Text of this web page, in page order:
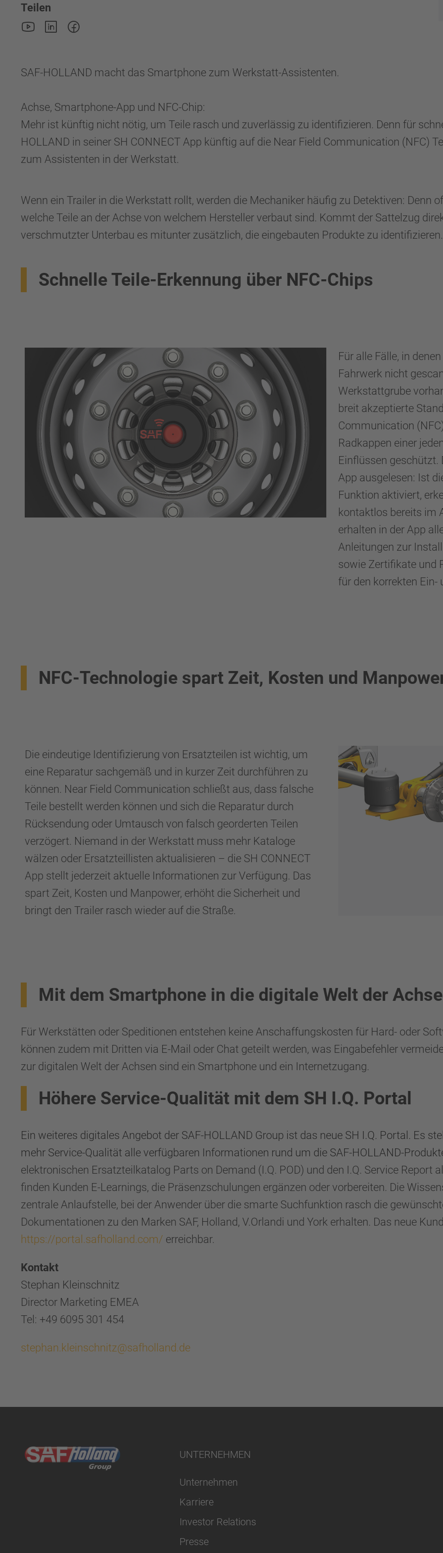
Teilen
SAF-HOLLAND macht das Smartphone zum Werkstatt-Assistenten.
Achse, Smartphone-App und NFC-Chip:
Mehr ist künftig nicht nötig, um Teile rasch und zuverlässig zu identifizieren. Denn für
HOLLAND in seiner SH CONNECT App künftig auf die Near Field Communication (NFC)
zum Assistenten in der Werkstatt.
Wenn ein Trailer in die Werkstatt rollt, werden die Mechaniker häufig zu Detektiven: Denn
welche Teile an der Achse von welchem Hersteller verbaut sind. Kommt der Sattelzug
verschmutzter Unterbau es mitunter zusätzlich, die eingebauten Produkte zu identifizieren.
Schnelle Teile-Erkennung über NFC-Chips
Für alle Fälle, in
Fahrwerk nicht
Werkstattgrube
breit akzeptierte
Communication
Radkappen einer
Einflüssen geschützt.
App ausgelesen: Ist
Funktion aktiviert,
kontaktlos bereits im
erhalten in der App
Anleitungen zur
sowie Zertifikate und
für den korrekten
NFC-Technologie spart Zeit, Kosten und
Die eindeutige Identifizierung von Ersatzteilen ist wichtig, um
eine Reparatur sachgemäß und in kurzer Zeit durchführen zu
können. Near Field Communication schließt aus, dass falsche
Teile bestellt werden können und sich die Reparatur durch
Rücksendung oder Umtausch von falsch georderten Teilen
verzögert. Niemand in der Werkstatt muss mehr Kataloge
wälzen oder Ersatzteillisten aktualisieren – die SH CONNECT
App stellt jederzeit aktuelle Informationen zur Verfügung. Das
spart Zeit, Kosten und Manpower, erhöht die Sicherheit und
bringt den Trailer rasch wieder auf die Straße.
Mit dem Smartphone in die digitale Welt der
Für Werkstätten oder Speditionen entstehen keine Anschaffungskosten für Hard- oder
können zudem mit Dritten via E-Mail oder Chat geteilt werden, was Eingabefehler
zur digitalen Welt der Achsen sind ein Smartphone und ein Internetzugang.
Höhere Service-Qualität mit dem SH I.Q. Portal
Ein weiteres digitales Angebot der SAF-HOLLAND Group ist das neue SH I.Q. Portal. Es
mehr Service-Qualität alle verfügbaren Informationen rund um die SAF-HOLLAND-
elektronischen Ersatzteilkatalog Parts on Demand (I.Q. POD) und den I.Q. Service Report
finden Kunden E-Learnings, die Präsenzschulungen ergänzen oder vorbereiten. Die
zentrale Anlaufstelle, bei der Anwender über die smarte Suchfunktion rasch die
Dokumentationen zu den Marken SAF, Holland, V.Orlandi und York erhalten. Das neue
https://portal.safholland.com/ erreichbar.
Kontakt
Stephan Kleinschnitz
Director Marketing EMEA
Tel: +49 6095 301 454
stephan.kleinschnitz@safholland.de
UNTERNEHMEN
Unternehmen
Karriere
Investor Relations
Presse